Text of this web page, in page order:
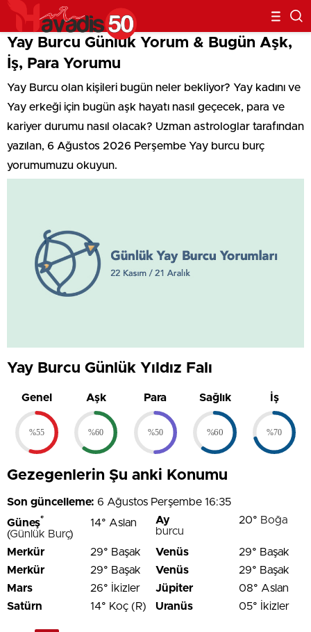
Yay Burcu Günlük Yorum & Bugün Aşk,
İş, Para Yorumu
Yay Burcu olan kişileri bugün neler bekliyor? Yay kadını ve
Yay erkeği için bugün aşk hayatı nasıl geçecek, para ve
kariyer durumu nasıl olacak? Uzman astrologlar tarafından
yazılan, 6 Ağustos 2026 Perşembe Yay burcu burç
yorumumuzu okuyun.
Yay Burcu Günlük Yıldız Falı
Genel
%55
Aşk
%60
Para
%50
Sağlık
%60
İş
%70
Gezegenlerin Şu anki Konumu
Son güncelleme: 6 Ağustos Perşembe 16:35
Güneş*
14° Aslan
(Günlük Burç)
Ay 20° Boğa
burcu
Merkür
29° Başak Venüs
29° Başak
Merkür
29° Başak Venüs
29° Başak
Mars
26° İkizler Jüpiter
08° Aslan
Satürn
14° Koç (R) Uranüs 05° İkizler